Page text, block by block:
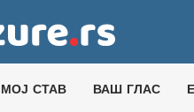
МОЈ СТАВ ВАШ ГЛАС